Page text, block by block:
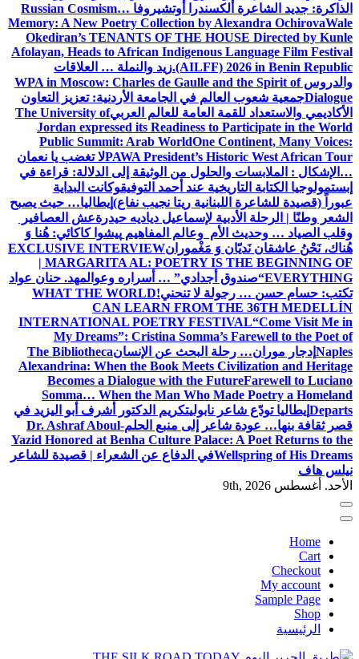
الذاكرة: جديد الشاعرة ألكسندرا أوتشيروفا Russian Cosmism…
Memory: A New Poetry Collection by Alexandra OchirovaWale
Okediran’s TENANTS OF THE HOUSE Directed by Kunle
Afolayan, Heads to African Indigenous Language Film Festival
(AILFF) 2026 in Benin Republic. زيد والنملة … العلاقات
والدروسWPA in Moscow: Charles de Gaulle and the Spirit of
Dialogueجمعية شعوب العالم في الجامعة الأردنية: تعزيز التعاون
الأكاديمي والاستعداد للقمة العامة للعالم العربيThe University of
Jordan expressed its Readiness to Participate in the World
Public Summit: Arab WorldOne Continent, Many Voices:
PAWA President’s Historic West African Tourلا تغضب يا نعمان
…الإشكال : الملابسات والحلول من الوثيقة إلى الدلالة: قراءة في
إبستمولوجيا الكتابة التاريخية عند أحمد التوفيقوكانت البداية
عبوراً (قصيدة للشاعرة اللبنانية ريتا نجيب نفاع) إيطاليا… حيث يصبح
الشعر وطنًا | الرحلة الأدبية لإسماعيل دياديه حيدرةعش العصافير
وقلب الصياد … وحديث الأم وعالم المفاهيم پیشوا کاکائي: هُنا وَ
هُناك، نَحْنُ عاشقان نَديّان وَ مَغْمورانEXCLUSIVE INTERVIEW
| MARGARITA AL: POETRY IS THE BEGINNING OF
EVERYTHING“صندوق أجدادي” … أسراره وعوالمهد. حنان عواد
تكتب: حسام حسن … رجولة لا تنحني!WHAT THE WORLD
CAN LEARN FROM THE 36TH MEDELLÍN
INTERNATIONAL POETRY FESTIVAL“Come Visit Me in
My Dreams”: Cristina Somma’s Farewell to the Poet of
Naples إدجار موران… رحلة البحث عن الإنسانThe Bibliotheca
Alexandrina: When the Book Meets Civilization and Heritage
Becomes a Dialogue with the FutureFarewell to Luciano
Somma… When the Man Who Made Poetry a Homeland
Departs إيطاليا تودّع شاعر نابوليتكريم الدكتور أشرف أبو اليزيد في
قصر ثقافة بنها… عودة شاعر إلى منبع الحلمDr. Ashraf Aboul-
Yazid Honored at Benha Culture Palace: A Poet Returns to the
Wellspring of His Dreamsفي الدفاع عن الشعراء | قصيدة للشاعر
نيلس هاف
الأحد. أغسطس 9th, 2026
Home
Cart
Checkout
My account
Sample Page
Shop
الرئيسية